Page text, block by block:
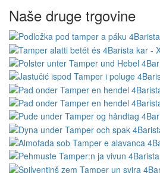
Naše druge trgovine